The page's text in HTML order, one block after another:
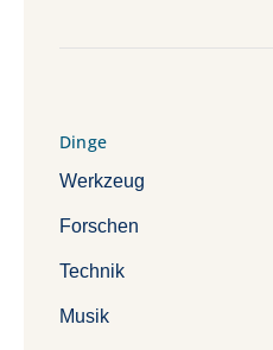
Dinge
Werkzeug
Forschen
Technik
Musik